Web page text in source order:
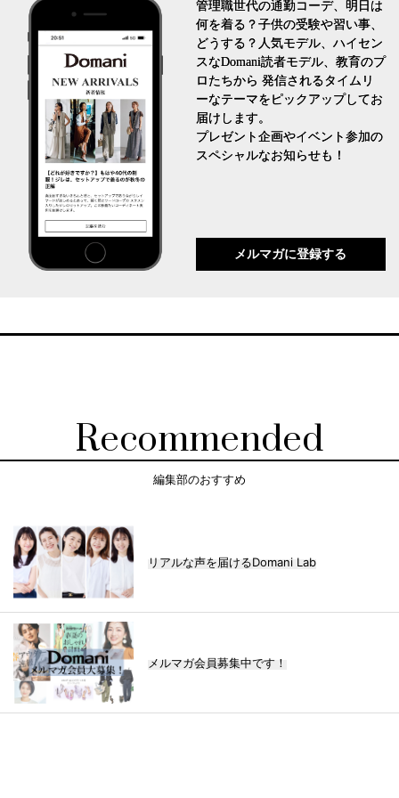
管理職世代の通勤コーデ、明日は
何を着る？子供の受験や習い事、
どうする？人気モデル、ハイセン
スなDomani読者モデル、教育のプ
ロたちから 発信されるタイムリ
ーなテーマをピックアップしてお
届けします。
プレゼント企画やイベント参加の
スペシャルなお知らせも！
メルマガに登録する
Recommended
編集部のおすすめ
リアルな声を届けるDomani Lab
メルマガ会員募集中です！